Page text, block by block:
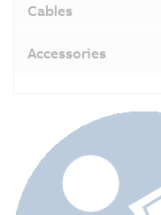
Cables
Accessories